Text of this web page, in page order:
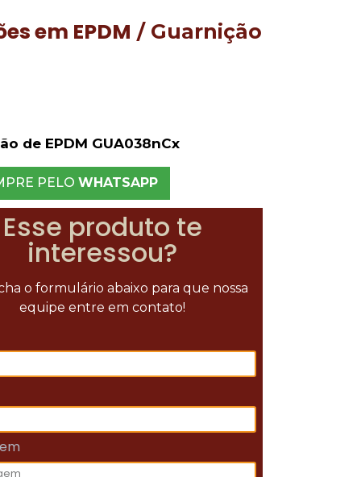
em EPDM / Guarnição
de EPDM GUA038nCx
PELO WHATSAPP
Esse produto te
interessou?
o formulário abaixo para que nossa
equipe entre em contato!